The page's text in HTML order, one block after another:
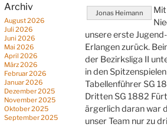
Archiv
August 2026
Juli 2026
Juni 2026
Mai 2026
April 2026
März 2026
Februar 2026
Januar 2026
Dezember 2025
November 2025
Oktober 2025
September 2025
Jonas Heimann
unsere erste
Erlangen zurück.
der Bezirksliga II
in den
Tabellenführer SG
Dritten SG 1882
ärgerlich daran war
unser Team nur zu